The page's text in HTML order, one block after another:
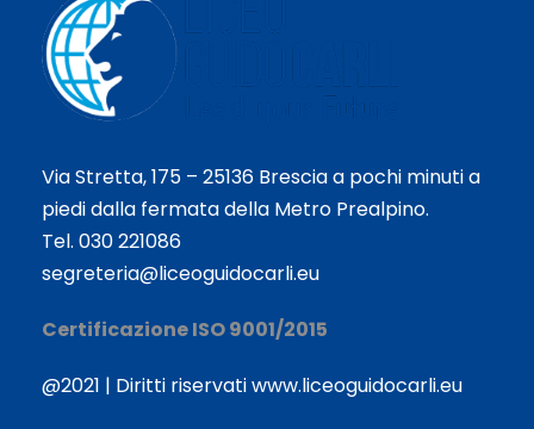
Via Stretta, 175 – 25136 Brescia a pochi minuti a
piedi dalla fermata della Metro Prealpino.
Tel. 030 221086
segreteria@liceoguidocarli.eu
Certificazione ISO 9001/2015
@2021 | Diritti riservati www.liceoguidocarli.eu